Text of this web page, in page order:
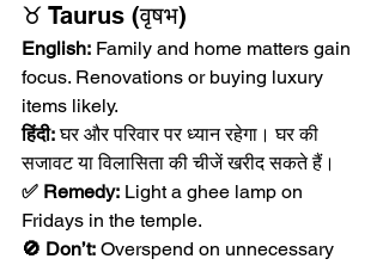
♉ Taurus (वृषभ)
English: Family and home matters gain
focus. Renovations or buying luxury
items likely.
हिंदी: घर और परिवार पर ध्यान रहेगा। घर की
सजावट या विलासिता की चीजें खरीद सकते हैं।
✅ Remedy: Light a ghee lamp on
Fridays in the temple.
🚫 Don’t: Overspend on unnecessary